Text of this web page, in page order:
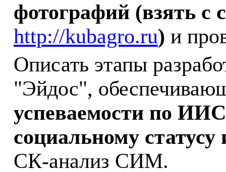
фотографий (взять с
http://kubagro.ru) и
Описать этапы
"Эйдос",
успеваемости по ИИС
социальному
СК-анализ СИМ.